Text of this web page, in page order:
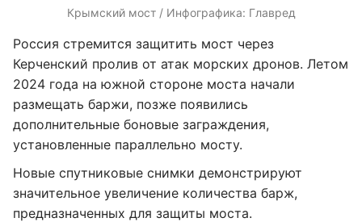
Крымский мост / Инфографика: Главред
Россия стремится защитить мост через
Керченский пролив от атак морских дронов. Летом
2024 года на южной стороне моста начали
размещать баржи, позже появились
дополнительные боновые заграждения,
установленные параллельно мосту.
Новые спутниковые снимки демонстрируют
значительное увеличение количества барж,
предназначенных для защиты моста.